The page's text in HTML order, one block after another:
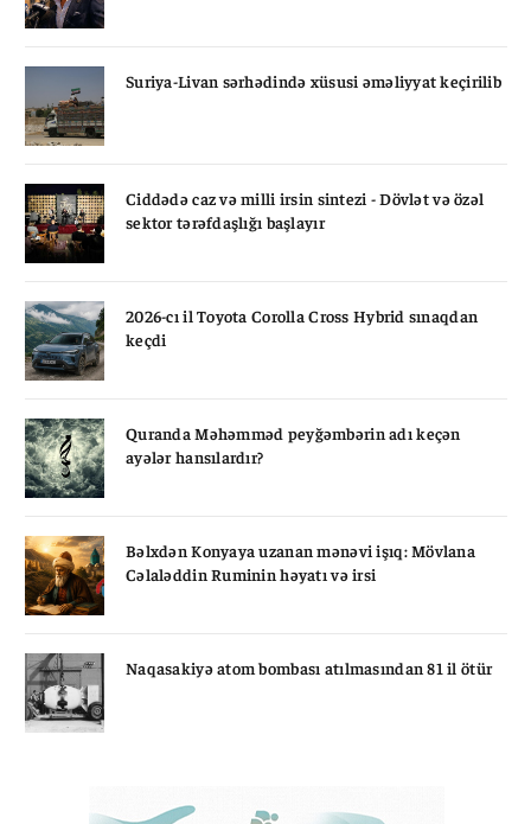
Suriya-Livan sərhədində xüsusi əməliyyat keçirilib
Ciddədə caz və milli irsin sintezi - Dövlət və özəl
sektor tərəfdaşlığı başlayır
2026-cı il Toyota Corolla Cross Hybrid sınaqdan
keçdi
Quranda Məhəmməd peyğəmbərin adı keçən
ayələr hansılardır?
Bəlxdən Konyaya uzanan mənəvi işıq: Mövlana
Cəlaləddin Ruminin həyatı və irsi
Naqasakiyə atom bombası atılmasından 81 il ötür